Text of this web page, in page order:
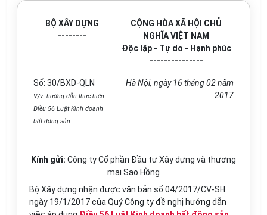
BỘ XÂY DỰNG
--------
CỘNG HÒA XÃ HỘI CHỦ
NGHĨA VIỆT NAM
Độc lập - Tự do - Hạnh phúc
---------------
Số: 30/BXD-QLN
V/v: hướng dẫn thực hiện
Điều 56 Luật Kinh doanh
bất động sản
Hà Nội, ngày 16 tháng 02 năm
2017
Kính gửi: Công ty Cổ phần Đầu tư Xây dựng và thương
mại Sao Hồng
Bộ Xây dựng nhận được văn bản số 04/2017/CV-SH
ngày 19/1/2017 của Quý Công ty đề nghị hướng dẫn